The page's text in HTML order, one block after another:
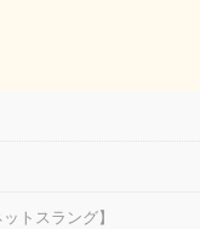
トスラング】